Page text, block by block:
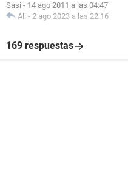
Sasi - 14 ago 2011 a las 04:47
Ali - 2 ago 2023 a las 22:16
169 respuestas